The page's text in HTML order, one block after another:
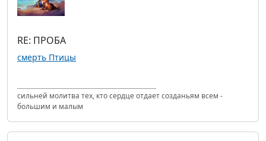
RE: ПРОБА
смерть Птицы
сильней молитва тех, кто сердце отдает созданьям всем -
большим и малым